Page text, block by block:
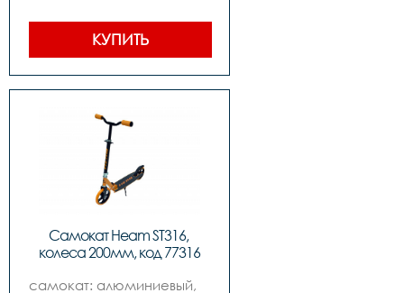
КУПИТЬ
Самокат Heam ST316,
колеса 200мм, код 77316
самокат: алюминиевый,